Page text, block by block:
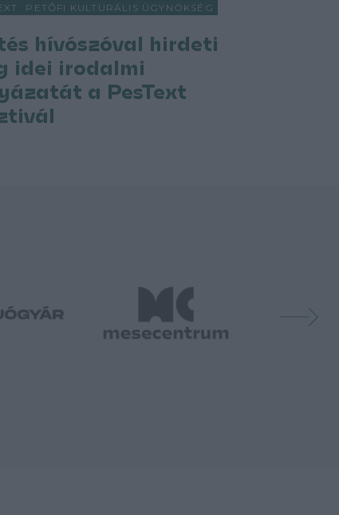
PETŐFI KULTURÁLIS ÜGYNÖKSÉG
hívószóval hirdeti
idei irodalmi
a PesText